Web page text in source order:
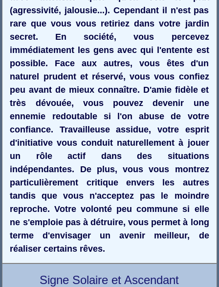
(agressivité, jalousie...). Cependant il n'est pas
rare que vous vous retiriez dans votre jardin
secret. En société, vous percevez
immédiatement les gens avec qui l'entente est
possible. Face aux autres, vous êtes d'un
naturel prudent et réservé, vous vous confiez
peu avant de mieux connaître. D'amie fidèle et
très dévouée, vous pouvez devenir une
ennemie redoutable si l'on abuse de votre
confiance. Travailleuse assidue, votre esprit
d'initiative vous conduit naturellement à jouer
un rôle actif dans des situations
indépendantes. De plus, vous vous montrez
particulièrement critique envers les autres
tandis que vous n'acceptez pas le moindre
reproche. Votre volonté peu commune si elle
ne s'emploie pas à détruire, vous permet à long
terme d'envisager un avenir meilleur, de
réaliser certains rêves.
Signe Solaire et Ascendant